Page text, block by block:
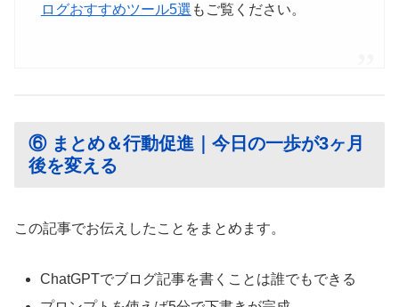
ログおすすめツール5選 もご覧ください。
⑥ まとめ＆行動促進｜今日の一歩が3ヶ月
後を変える
この記事でお伝えしたことをまとめます。
ChatGPTでブログ記事を書くことは誰でもできる